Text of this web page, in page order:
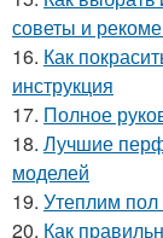
советы и
16. Как
инструкция
17. Полное
18. Лучшие
моделей
19. Утеплим
20. Как